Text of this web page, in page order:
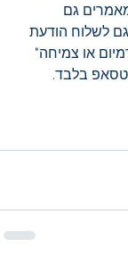
גם
לשלוח הודעת
או צמיחה"
בלבד.